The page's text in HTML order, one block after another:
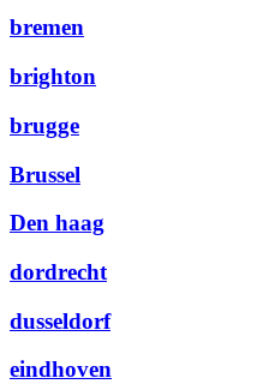
bremen
brighton
brugge
Brussel
Den haag
dordrecht
dusseldorf
eindhoven